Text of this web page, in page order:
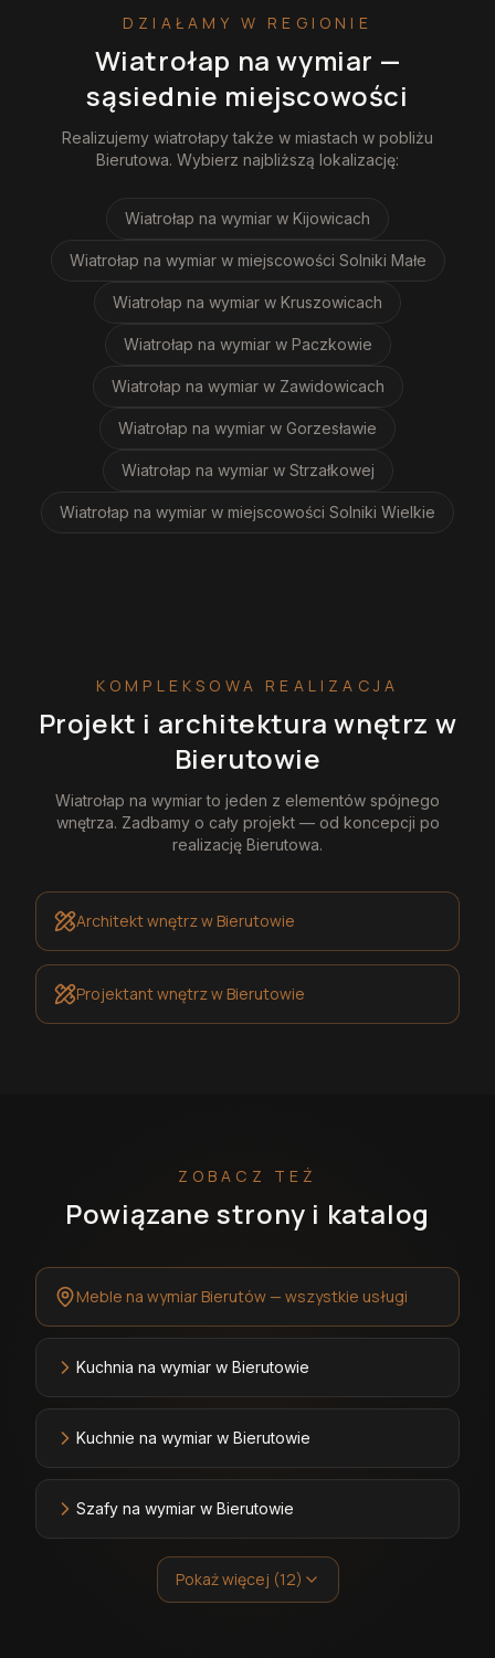
DZIAŁAMY W REGIONIE
Wiatrołap na wymiar —
sąsiednie miejscowości
Realizujemy wiatrołapytakże w miastach w pobliżu
Bierutowa. Wybierz najbliższą lokalizację:
Wiatrołap na wymiar w Kijowicach
Wiatrołap na wymiar w miejscowości Solniki Małe
Wiatrołap na wymiar w Kruszowicach
Wiatrołap na wymiar w Paczkowie
Wiatrołap na wymiar w Zawidowicach
Wiatrołap na wymiar w Gorzesławie
Wiatrołap na wymiar w Strzałkowej
Wiatrołap na wymiar w miejscowości Solniki Wielkie
KOMPLEKSOWA REALIZACJA
Projekt i architektura wnętrz w
Bierutowie
Wiatrołap na wymiarto jeden z elementów spójnego
wnętrza. Zadbamy o cały projekt — od koncepcji po
realizację Bierutowa.
Architekt wnętrzw Bierutowie
Projektant wnętrzw Bierutowie
ZOBACZ TEŻ
Powiązane strony i katalog
Meble na wymiar Bierutów — wszystkie usługi
Kuchnia na wymiar w Bierutowie
Kuchnie na wymiar w Bierutowie
Szafy na wymiar w Bierutowie
Pokaż więcej (12)